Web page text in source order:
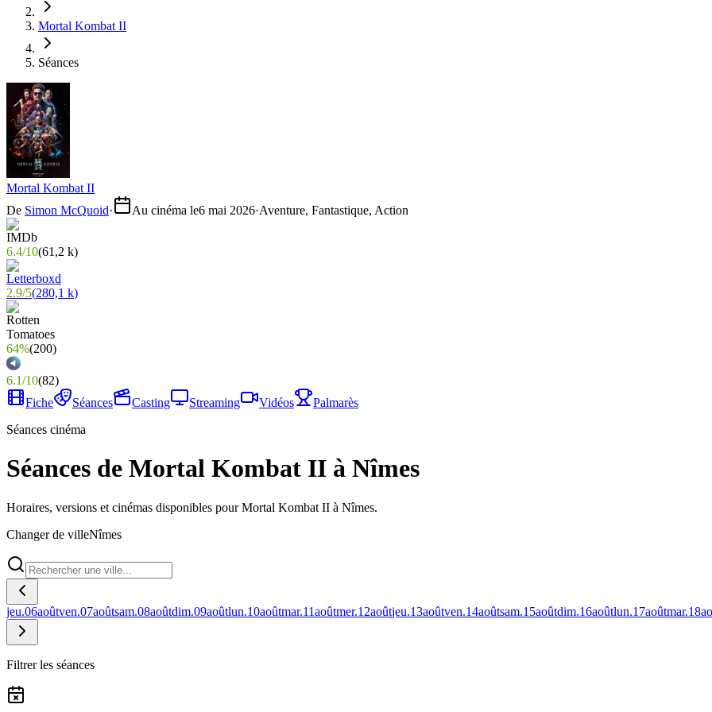
Mortal Kombat II
Séances
Mortal Kombat II
De Simon McQuoid· Au cinéma le6 mai 2026·Aventure, Fantastique, Action
6.4/10(61,2 k)
2.9/5(280,1 k)
64%(200)
6.1/10(82)
Fiche
Séances Casting Streaming Vidéos
Palmarès
Séances cinéma
Séances de Mortal Kombat II à Nîmes
Horaires, versions et cinémas disponibles pour Mortal Kombat II à Nîmes.
Changer de villeNîmes
jeu.06aoûtven.07aoûtsam.08aoûtdim.09aoûtlun.10aoûtmar.11aoûtmer.12aoûtjeu.13aoûtven.14aoûtsam.15aoûtdim.16aoûtlun.17aoûtmar.18
Filtrer les séances